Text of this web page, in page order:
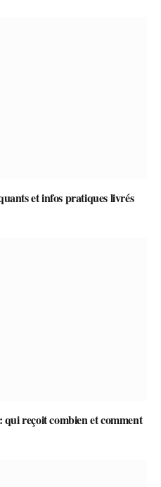
et infos pratiques livrés
qui reçoit combien et comment